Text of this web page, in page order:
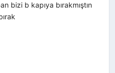
bizi b kapıya bırakmıştın